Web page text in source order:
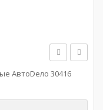
АвтоDело 30416